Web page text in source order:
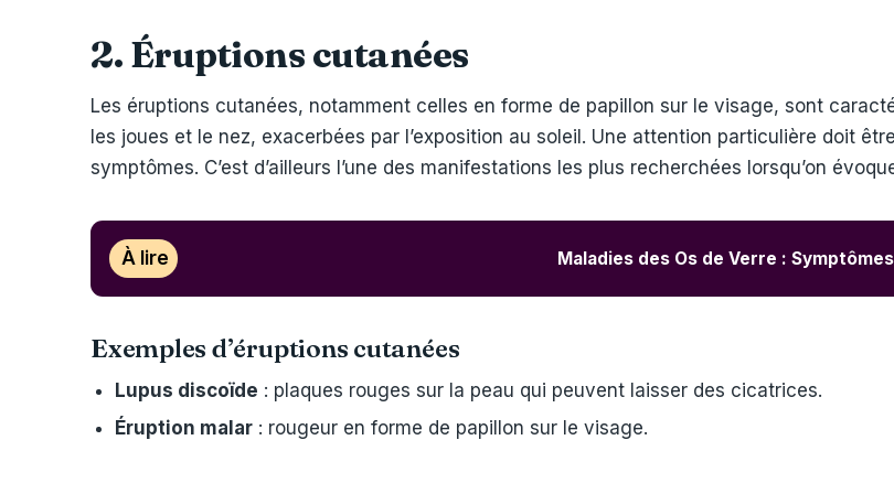
2. Éruptions cutanées
Les éruptions cutanées, notamment celles en forme de papillon sur le visage, sont
les joues et le nez, exacerbées par l’exposition au soleil. Une attention particulière doit
symptômes. C’est d’ailleurs l’une des manifestations les plus recherchées lorsqu’on
À lire Maladies des Os de Verre :
Exemples d’éruptions cutanées
Lupus discoïde : plaques rouges sur la peau qui peuvent laisser des cicatrices.
Éruption malar : rougeur en forme de papillon sur le visage.